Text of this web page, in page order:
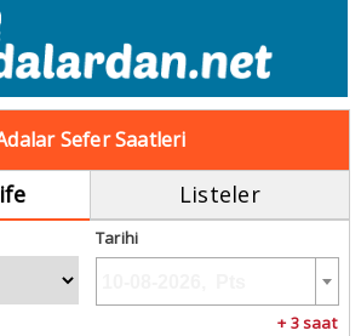
Sefer Saatleri
Listeler
Tarihi
+ 3 saat